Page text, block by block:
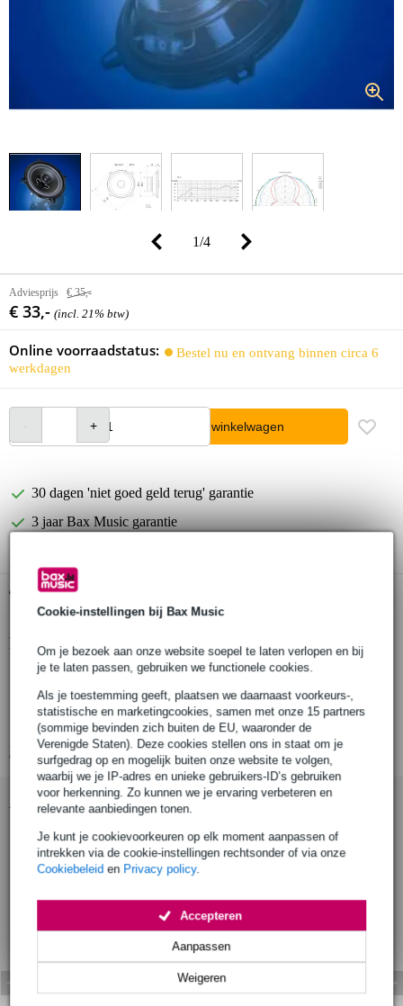
Cookie-instellingen bij Bax Music
Om je bezoek aan onze website soepel te laten verlopen en bij
je te laten passen, gebruiken we functionele cookies.
Als je toestemming geeft, plaatsen we daarnaast voorkeurs-,
statistische en marketingcookies, samen met onze 15 partners
(sommige bevinden zich buiten de EU, waaronder de
Verenigde Staten). Deze cookies stellen ons in staat om je
surfgedrag op en mogelijk buiten onze website te volgen,
waarbij we je IP-adres en unieke gebruikers-ID’s gebruiken
voor herkenning. Zo kunnen we je ervaring verbeteren en
relevante aanbiedingen tonen.
Je kunt je cookievoorkeuren op elk moment aanpassen of
intrekken via de cookie-instellingen rechtsonder of via onze
Cookiebeleid en Privacy policy.
Weigeren
Aanpassen
Accepteren
1/4
Adviesprijs € 35,-
€ 33,- (incl. 21% btw)
Online voorraadstatus:
Bestel nu en ontvang binnen circa 6
werkdagen
In winkelwagen
30 dagen 'niet goed geld terug' garantie
3 jaar Bax Music garantie
Gratis ophalen in de winkel
Productinformatie
nominaal vermogen: 30 W
piekvermogen: 50 W
nominale impedantie: 4 Ohm
Bekijk alle productspecificaties
Accessoires (7)